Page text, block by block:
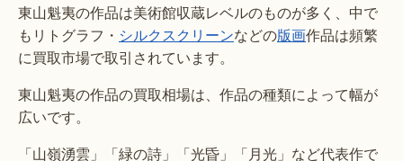
東山魁夷の作品は美術館収蔵レベルのものが多く、中で
もリトグラフ・ シルクスクリーンなどの版画作品は頻繁
に買取市場で取引されています。
東山魁夷の作品の買取相場は、作品の種類によって幅が
広いです。
「山嶺湧雲」「緑の詩」「光昏」「⽉光」など代表作で